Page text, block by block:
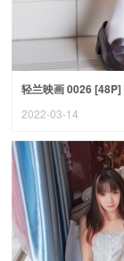
轻兰映画 0026 [48P]
2022-03-14